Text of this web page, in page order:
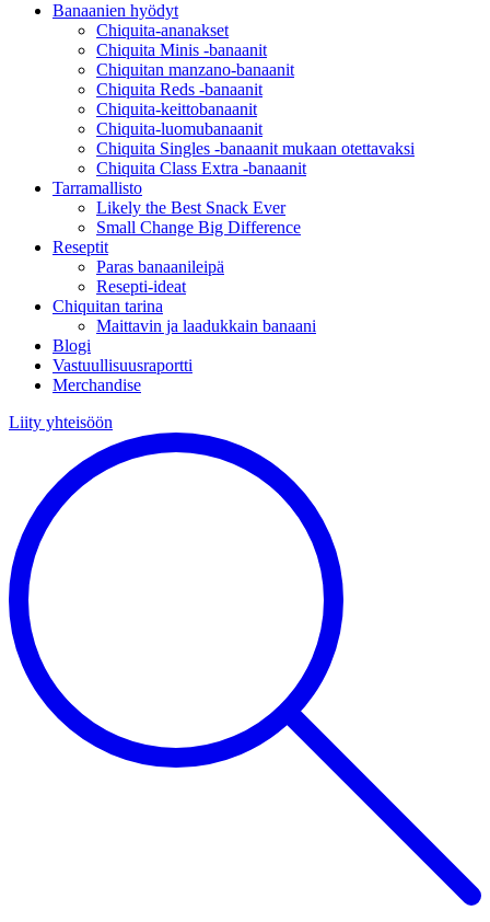
Banaanien hyödyt
Chiquita-ananakset
Chiquita Minis -banaanit
Chiquitan manzano-banaanit
Chiquita Reds -banaanit
Chiquita-keittobanaanit
Chiquita-luomubanaanit
Chiquita Singles -banaanit mukaan otettavaksi
Chiquita Class Extra -banaanit
Tarramallisto
Likely the Best Snack Ever
Small Change Big Difference
Reseptit
Paras banaanileipä
Resepti-ideat
Chiquitan tarina
Maittavin ja laadukkain banaani
Blogi
Vastuullisuusraportti
Merchandise
Liity yhteisöön